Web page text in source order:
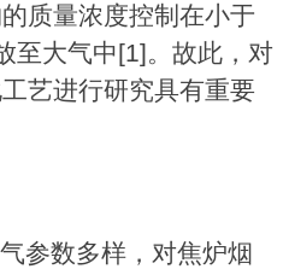
质量浓度控制在小于
至大气中[1]。故此，对
艺进行研究具有重要
参数多样，对焦炉烟